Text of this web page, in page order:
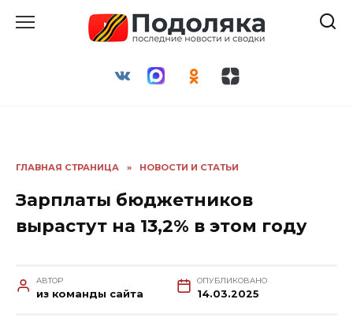
ГЛАВНАЯ СТРАНИЦА » НОВОСТИ И СТАТЬИ
Зарплаты бюджетников
вырастут на 13,2% в этом году
АВТОР
из команды сайта
ОПУБЛИКОВАНО
14.03.2025